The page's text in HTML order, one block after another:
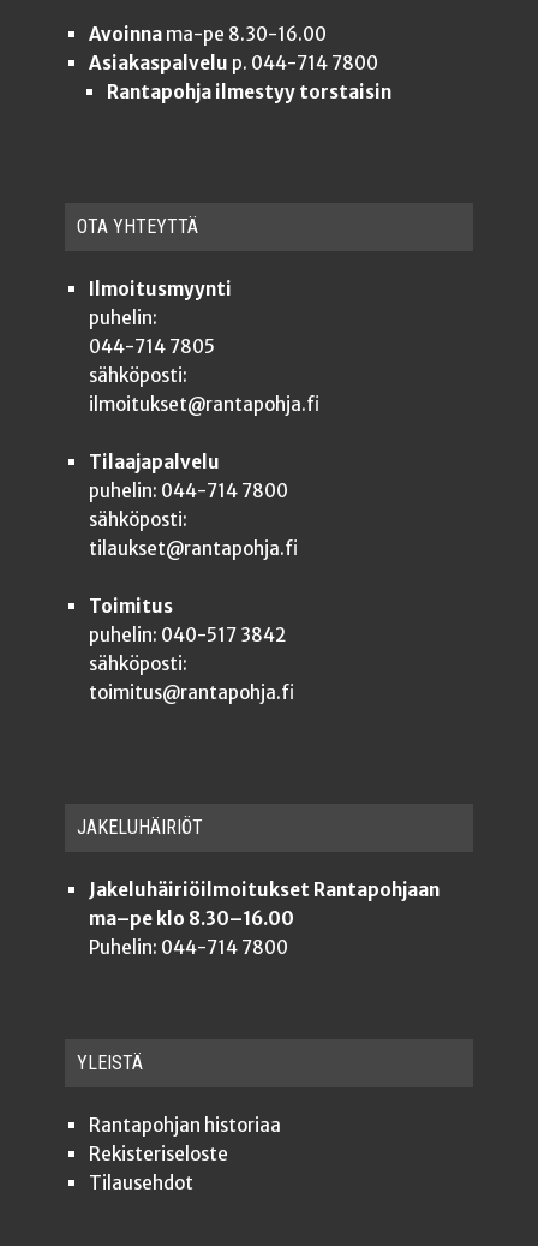
Avoinnama-pe 8.30-16.00
Asiakaspalvelu p. 044-714 7800
Rantapohja ilmestyy torstaisin
OTA YHTEYT­TÄ
Ilmoitusmyynti
puhelin:
044-714 7805
sähköposti:
ilmoitukset@rantapohja.fi
Tilaajapalvelu
puhelin: 044-714 7800
sähköposti:
tilaukset@rantapohja.fi
Toimitus
puhelin: 040-517 3842
sähköposti:
toimitus@rantapohja.fi
JAKE­LU­HÄI­RIÖT
Jakeluhäiriöilmoitukset Rantapohjaan
ma–pe klo 8.30–16.00
Puhelin: 044-714 7800
YLEISTÄ
Ran­ta­poh­jan historiaa
Rekis­te­ri­se­los­te
Tilauseh­dot